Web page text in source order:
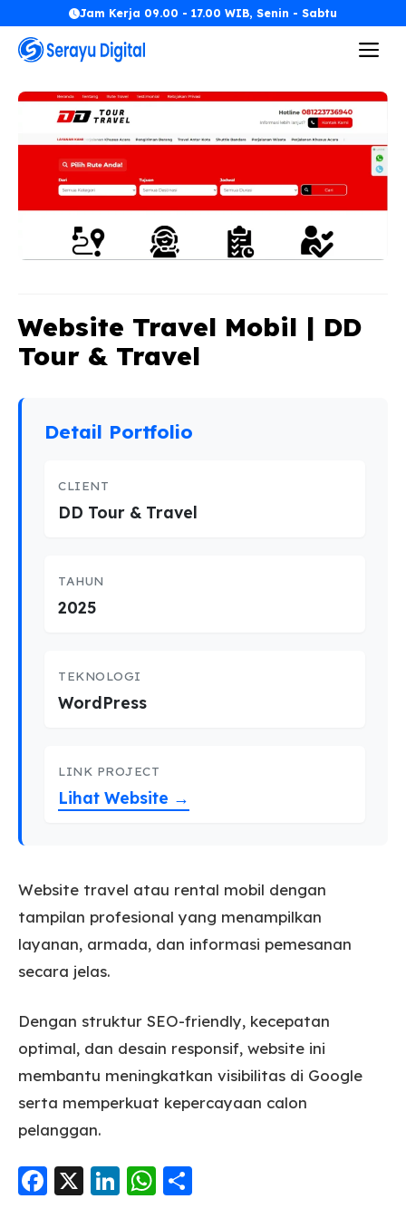
Langsung
Jam Kerja 09.00 - 17.00 WIB, Senin - Sabtu
Website Travel Mobil | DD
Tour & Travel
Detail Portfolio
CLIENT
DD Tour & Travel
TAHUN
2025
TEKNOLOGI
WordPress
LINK PROJECT
Lihat Website →
Website travel atau rental mobil dengan
tampilan profesional yang menampilkan
layanan, armada, dan informasi pemesanan
secara jelas.
Dengan struktur SEO-friendly, kecepatan
optimal, dan desain responsif, website ini
membantu meningkatkan visibilitas di Google
serta memperkuat kepercayaan calon
pelanggan.
F
X
Li W